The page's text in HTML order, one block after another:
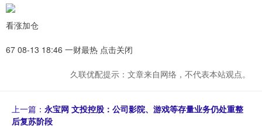
看涨加仓
67 08-13 18:46 一财最热 点击关闭
久联优配提示：文章来自网络，不代表本站观点。
上一篇： 永宝网 文投控股：公司影院、游戏等存量业务仍处重整
后复苏阶段